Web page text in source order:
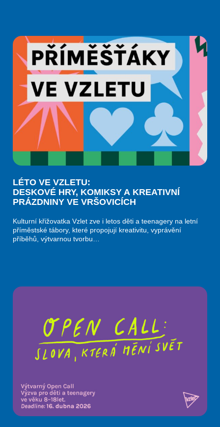
LÉTO VE VZLETU:
DESKOVÉ HRY, KOMIKSY A KREATIVNÍ
PRÁZDNINY VE VRŠOVICÍCH
Kulturní křižovatka Vzlet zve i letos děti a teenagery na letní
příměstské tábory, které propojují kreativitu, vyprávění
příběhů, výtvarnou tvorbu…